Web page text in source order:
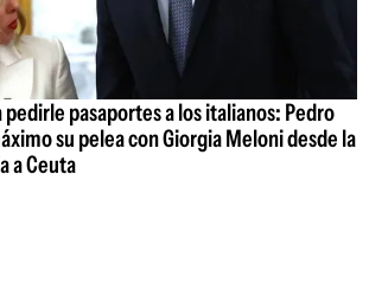
pedirle pasaportes a los italianos: Pedro
su pelea con Giorgia Meloni desde la
a Ceuta